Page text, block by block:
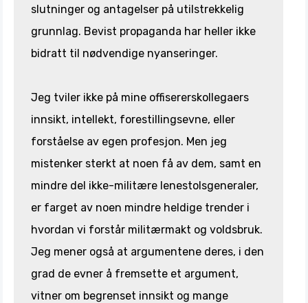
slutninger og antagelser på utilstrekkelig
grunnlag. Bevist propaganda har heller ikke
bidratt til nødvendige nyanseringer.
Jeg tviler ikke på mine offisererskollegaers
innsikt, intellekt, forestillingsevne, eller
forståelse av egen profesjon. Men jeg
mistenker sterkt at noen få av dem, samt en
mindre del ikke-militære lenestolsgeneraler,
er farget av noen mindre heldige trender i
hvordan vi forstår militærmakt og voldsbruk.
Jeg mener også at argumentene deres, i den
grad de evner å fremsette et argument,
vitner om begrenset innsikt og mange